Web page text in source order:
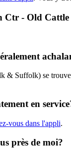
Ctr - Old
& Suffolk) se
en
vous dans l'appli.
près de moi?